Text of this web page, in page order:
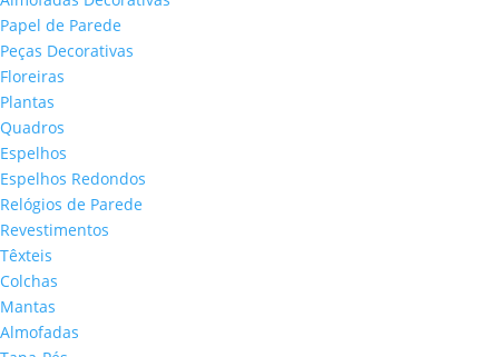
Papel de Parede
Peças Decorativas
Floreiras
Plantas
Quadros
Espelhos
Espelhos Redondos
Relógios de Parede
Revestimentos
Têxteis
Colchas
Mantas
Almofadas